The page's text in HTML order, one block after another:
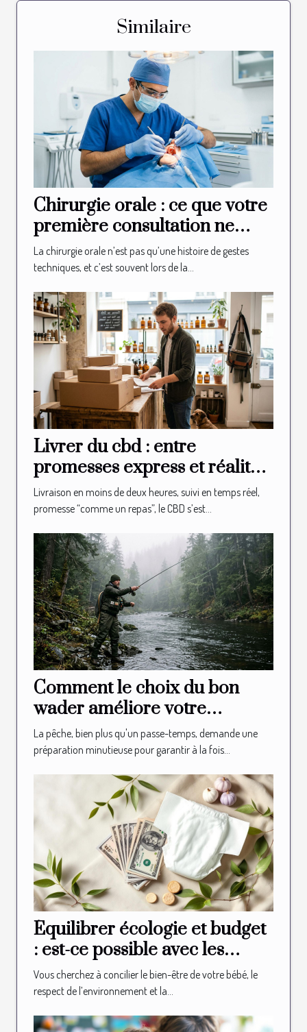
Similaire
Chirurgie orale : ce que votre
première consultation ne
vous révélera jamais
La chirurgie orale n’est pas qu’une histoire de gestes
techniques, et c’est souvent lors de la...
Livrer du cbd : entre
promesses express et réalité
logistique en boutique
Livraison en moins de deux heures, suivi en temps réel,
promesse “comme un repas”, le CBD s’est...
Comment le choix du bon
wader améliore votre
expérience de pêche ?
La pêche, bien plus qu'un passe-temps, demande une
préparation minutieuse pour garantir à la fois...
Équilibrer écologie et budget
: est-ce possible avec les
couches bio ?
Vous cherchez à concilier le bien-être de votre bébé, le
respect de l’environnement et la...